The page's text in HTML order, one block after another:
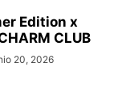
Edition x
CLUB
20, 2026